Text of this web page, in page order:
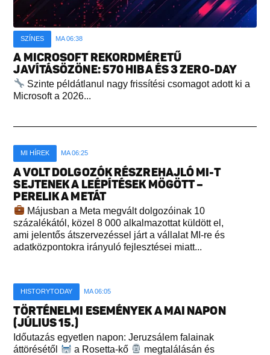
SZÍNES MA 06:38
A MICROSOFT REKORDMÉRETŰ
JAVÍTÁSÖZÖNE: 570 HIBA ÉS 3 ZERO-DAY
Szinte példátlanul nagy frissítési csomagot adott ki a
Microsoft a 2026...
MI HÍREK MA 06:25
A VOLT DOLGOZÓK RÉSZREHAJLÓ MI-T
SEJTENEK A LEÉPÍTÉSEK MÖGÖTT –
PERELIK A METÁT
Májusban a Meta megvált dolgozóinak 10
százalékától, közel 8 000 alkalmazottat küldött el,
ami jelentős átszervezéssel járt a vállalat MI-re és
adatközpontokra irányuló fejlesztései miatt...
HISTORYTODAY MA 06:05
TÖRTÉNELMI ESEMÉNYEK A MAI NAPON
(JÚLIUS 15.)
Időutazás egyetlen napon: Jeruzsálem falainak
áttörésétől
a Rosetta-kő
megtalálásán és